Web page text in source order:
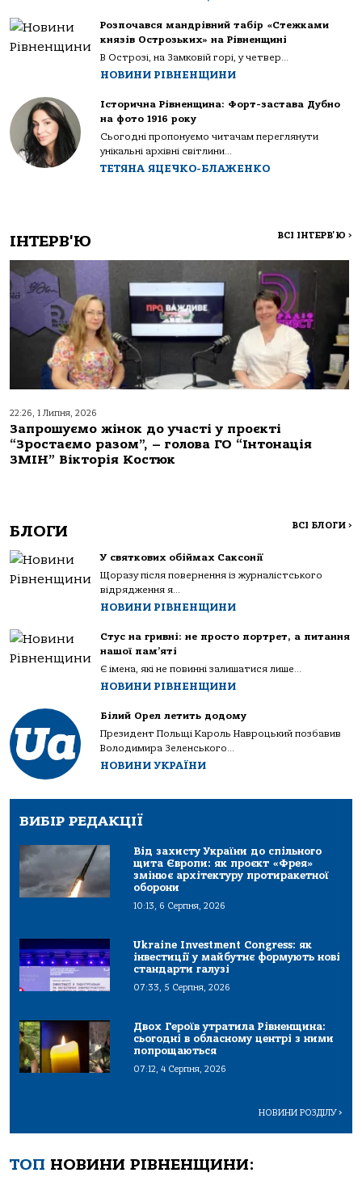
Розпочався мандрівний табір «Стежками
князів Острозьких» на Рівненщині
В Острозі, на Замковій горі, у четвер...
НОВИНИ РІВНЕНЩИНИ
Історична Рівненщина: Форт-застава Дубно
на фото 1916 року
Сьогодні пропонуємо читачам переглянути
унікальні архівні світлини...
ТЕТЯНА ЯЦЕЧКО-БЛАЖЕНКО
ІНТЕРВ'Ю ВСІ ІНТЕРВ'Ю >
22:26, 1 Липня, 2026
Запрошуємо жінок до участі у проєкті
“Зростаємо разом”, – голова ГО “Інтонація
ЗМІН” Вікторія Костюк
БЛОГИ ВСІ БЛОГИ >
У святкових обіймах Саксонії
Щоразу після повернення із журналістського
відрядження я...
НОВИНИ РІВНЕНЩИНИ
Стус на гривні: не просто портрет, а питання
нашої пам’яті
Є імена, які не повинні залишатися лише...
НОВИНИ РІВНЕНЩИНИ
Білий Орел летить додому
Президент Польщі Кароль Навроцький позбавив
Володимира Зеленського...
НОВИНИ УКРАЇНИ
ВИБІР РЕДАКЦІЇ
Від захисту України до спільного
щита Європи: як проєкт «Фрея»
змінює архітектуру протиракетної
оборони
10:13, 6 Серпня, 2026
Ukraine Investment Congress: як
інвестиції у майбутнє формують нові
стандарти галузі
07:33, 5 Серпня, 2026
Двох Героїв утратила Рівненщина:
сьогодні в обласному центрі з ними
попрощаються
07:12, 4 Серпня, 2026
НОВИНИ РОЗДІЛУ>
ТОП НОВИНИ РІВНЕНЩИНИ: